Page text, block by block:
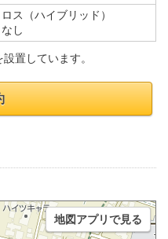
ス（ハイブリッド）
し
置しています。
地図アプリで見る